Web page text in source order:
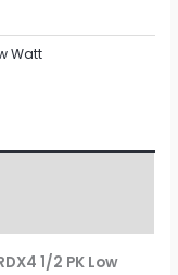
Watt
1/2 PK Low